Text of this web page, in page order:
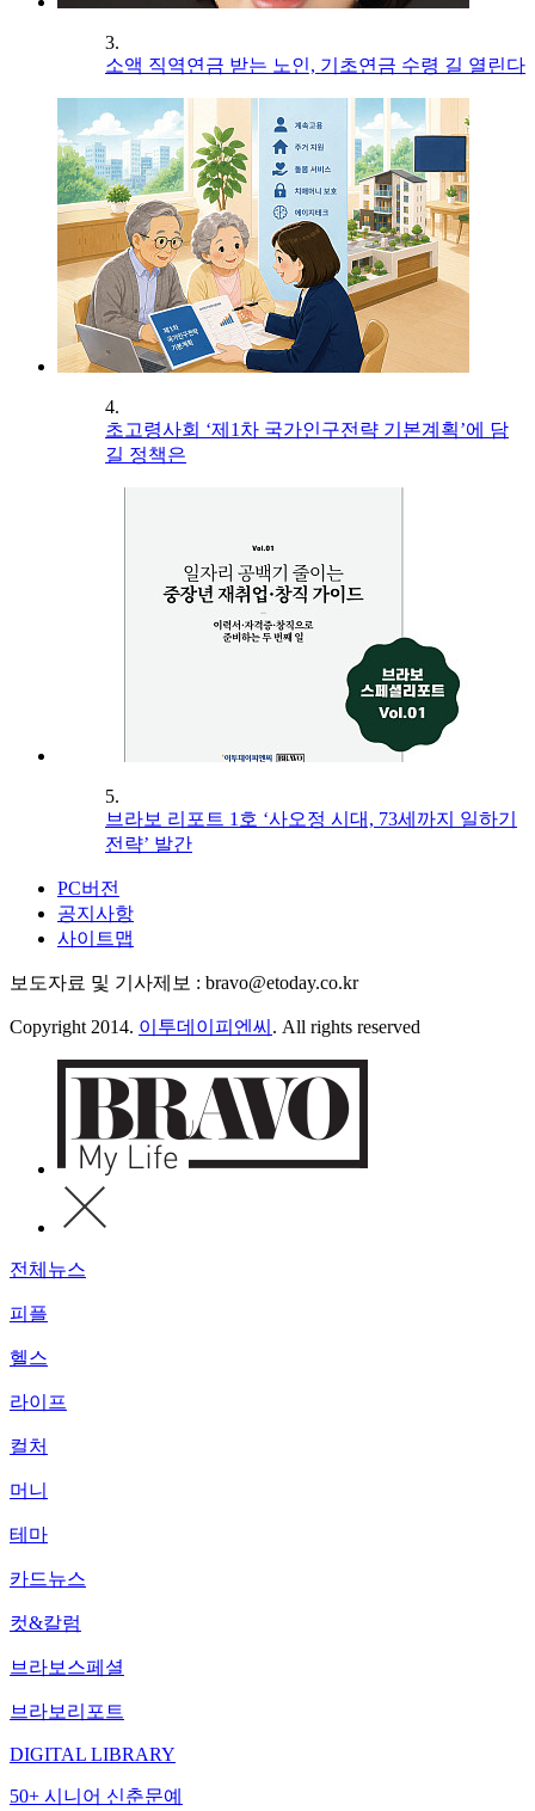
3.
소액 직역연금 받는 노인, 기초연금 수령 길 열린다
4.
초고령사회 ‘제1차 국가인구전략 기본계획’에 담
길 정책은
5.
브라보 리포트 1호 ‘사오정 시대, 73세까지 일하기
전략’ 발간
PC버전
공지사항
사이트맵
보도자료 및 기사제보 : bravo@etoday.co.kr
Copyright 2014. 이투데이피엔씨 . All rights reserved
전체뉴스
피플
헬스
라이프
컬처
머니
테마
카드뉴스
컷&칼럼
브라보스페셜
브라보리포트
DIGITAL LIBRARY
50+ 시니어 신춘문예